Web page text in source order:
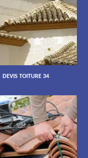
DEVIS TOITURE 34